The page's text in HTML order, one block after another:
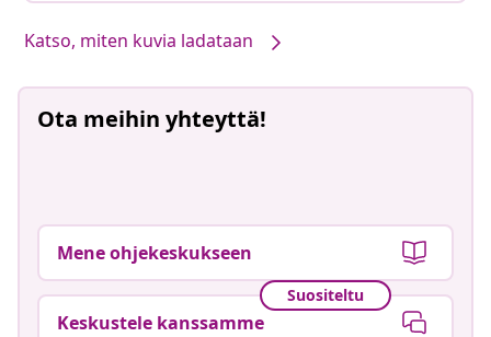
Katso, miten kuvia ladataan
Ota meihin yhteyttä!
Mene ohjekeskukseen
Suositeltu
Keskustele kanssamme